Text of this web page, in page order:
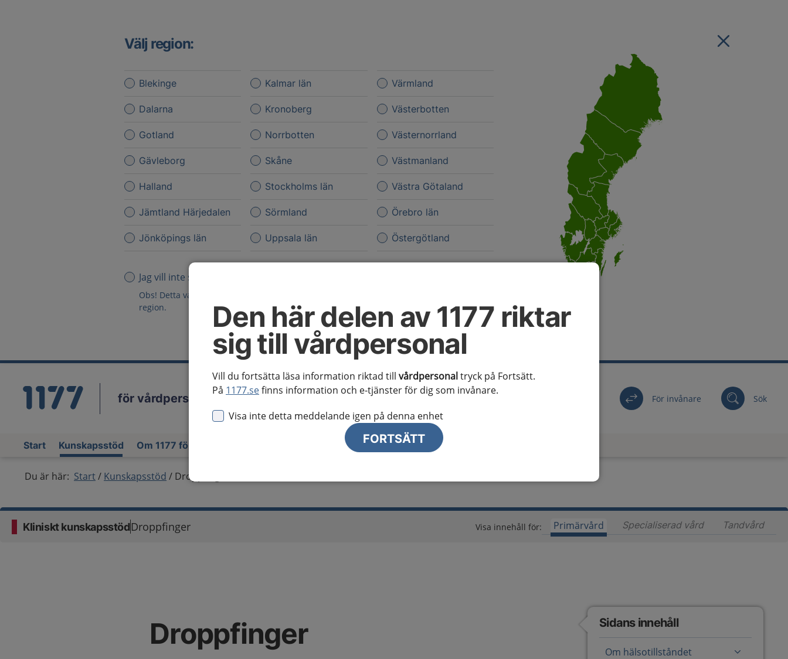
Den här delen av 1177 riktar
sig till vårdpersonal
Vill du fortsätta läsa information riktad till vårdpersonaltryck på Fortsätt.
På 1177.sefinns information och e-tjänster för dig som invånare.
Visa inte detta meddelande igen på denna enhet
FORTSÄTT
Välj region:
Blekinge
Dalarna
Gotland
Gävleborg
Halland
Jämtland Härjedalen
Jönköpings län
Kalmar län
Kronoberg
Norrbotten
Skåne
Stockholms län
Sörmland
Uppsala län
Värmland
Västerbotten
Västernorrland
Västmanland
Västra Götaland
Örebro län
Östergötland
Jag vill inte se någon regional information
Obs! Detta val innebär att du inte ser regionalt innehåll och viktig information som gäller just din
region.
för vårdpersonal Välj region För invånare Sök
Start Kunskapsstöd Om 1177 för vårdpersonal
Du är här: Start Kunskapsstöd Droppfinger
Kliniskt kunskapsstödDroppfinger Visa innehåll för: Primärvård Specialiserad vårdInnehåll för
Tandvård
Droppfinger Sidans innehåll
Om hälsotillståndet